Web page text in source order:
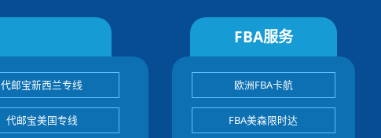
代邮宝新西兰专线
代邮宝美国专线
FBA服务
欧洲FBA卡航
FBA美森限时达